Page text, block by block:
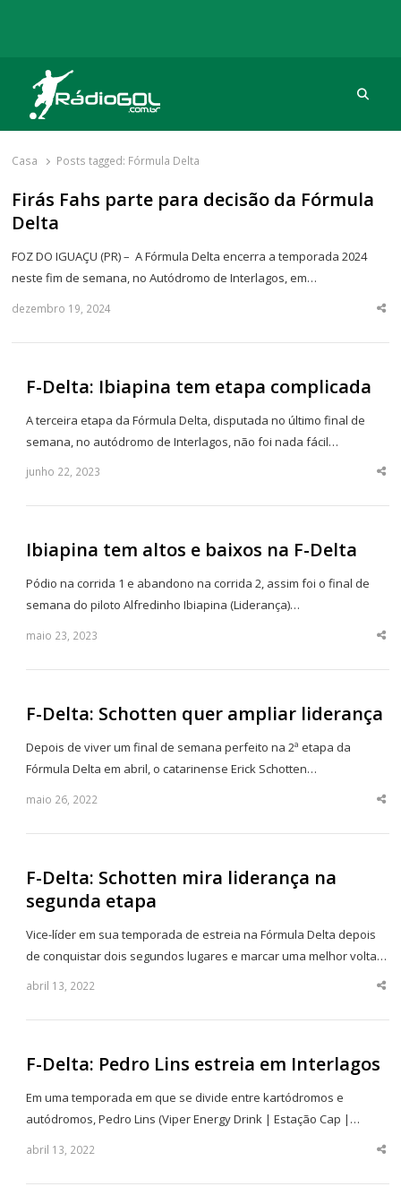
Rádio Gol
Há mais de 20 anos com as melhores coberturas
Casa Posts tagged: Fórmula Delta
Firás Fahs parte para decisão da Fórmula
Delta
FOZ DO IGUAÇU (PR) – A Fórmula Delta encerra a temporada 2024
neste fim de semana, no Autódromo de Interlagos, em…
dezembro 19, 2024
F-Delta: Ibiapina tem etapa complicada
A terceira etapa da Fórmula Delta, disputada no último final de
semana, no autódromo de Interlagos, não foi nada fácil…
junho 22, 2023
Ibiapina tem altos e baixos na F-Delta
Pódio na corrida 1 e abandono na corrida 2, assim foi o final de
semana do piloto Alfredinho Ibiapina (Liderança)…
maio 23, 2023
F-Delta: Schotten quer ampliar liderança
Depois de viver um final de semana perfeito na 2ª etapa da
Fórmula Delta em abril, o catarinense Erick Schotten…
maio 26, 2022
F-Delta: Schotten mira liderança na
segunda etapa
Vice-líder em sua temporada de estreia na Fórmula Delta depois
de conquistar dois segundos lugares e marcar uma melhor volta…
abril 13, 2022
F-Delta: Pedro Lins estreia em Interlagos
Em uma temporada em que se divide entre kartódromos e
autódromos, Pedro Lins (Viper Energy Drink | Estação Cap |…
abril 13, 2022